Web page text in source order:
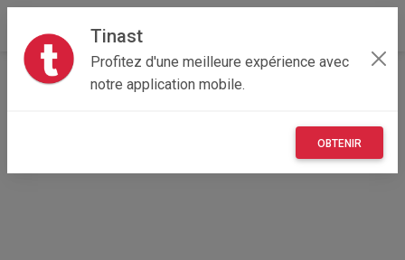
Tinast
Profitez d'une meilleure expérience avec
notre application mobile.
OBTENIR
Accueil Recherche Bretagne